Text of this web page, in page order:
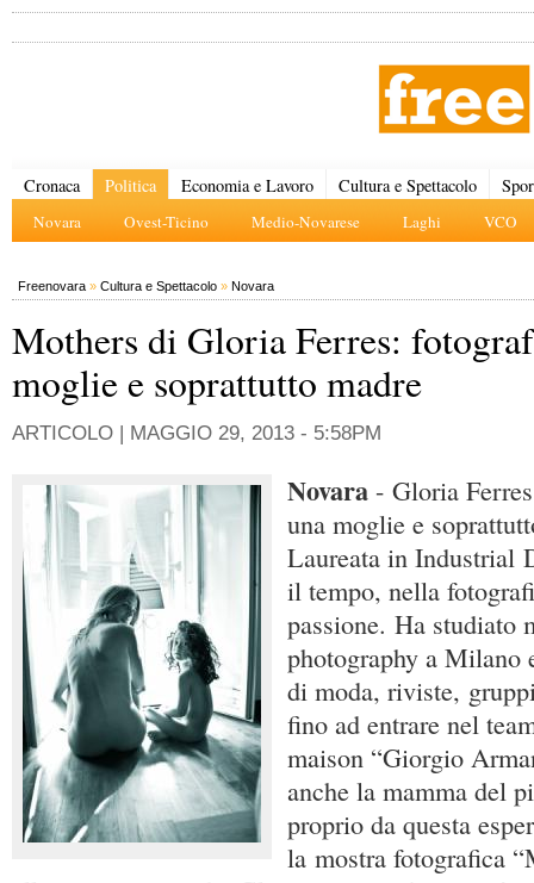
Cronaca Politica
Novara Ovest-Ticino Medio-Novarese Laghi VCO
Economia e Lavoro Cultura e Spettacolo
Freenovara » Cultura e Spettacolo » Novara
Mothers di Gloria Ferres:
moglie e soprattutto madre
ARTICOLO | MAGGIO 29, 2013 - 5:58PM
Novara - Gloria
una moglie e
Laureata in Industrial
il tempo, nella
passione. Ha studiato
photography a Milano
di moda, riviste,
fino ad entrare nel
maison “Giorgio
anche la mamma del
proprio da questa
la mostra fotografica